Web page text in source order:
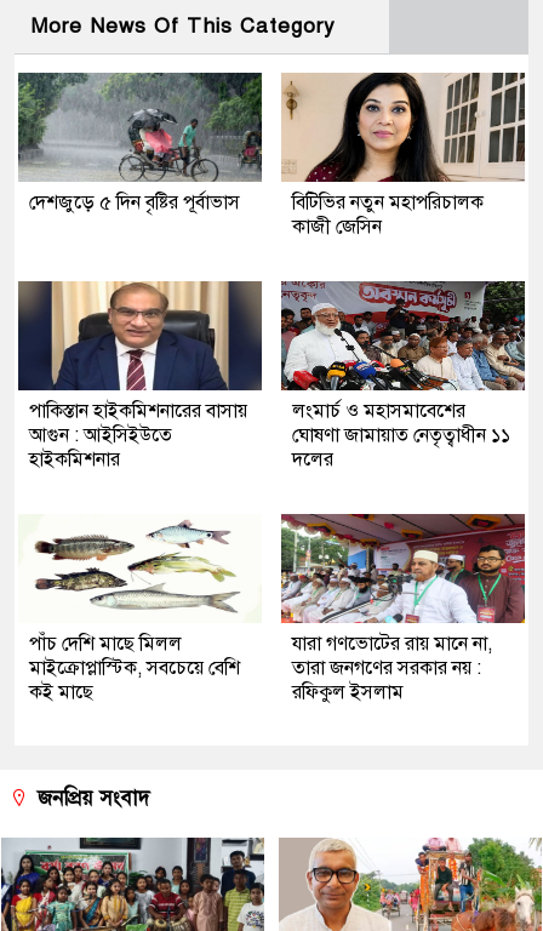
More News Of This Category
দেশজুড়ে ৫ দিন বৃষ্টির পূর্বাভাস
বিটিভির নতুন মহাপরিচালক
কাজী জেসিন
পাকিস্তান হাইকমিশনারের বাসায়
আগুন : আইসিইউতে
হাইকমিশনার
লংমার্চ ও মহাসমাবেশের
ঘোষণা জামায়াত নেতৃত্বাধীন ১১
দলের
পাঁচ দেশি মাছে মিলল
মাইক্রোপ্লাস্টিক, সবচেয়ে বেশি
কই মাছে
যারা গণভোটের রায় মানে না,
তারা জনগণের সরকার নয় :
রফিকুল ইসলাম
জনপ্রিয় সংবাদ